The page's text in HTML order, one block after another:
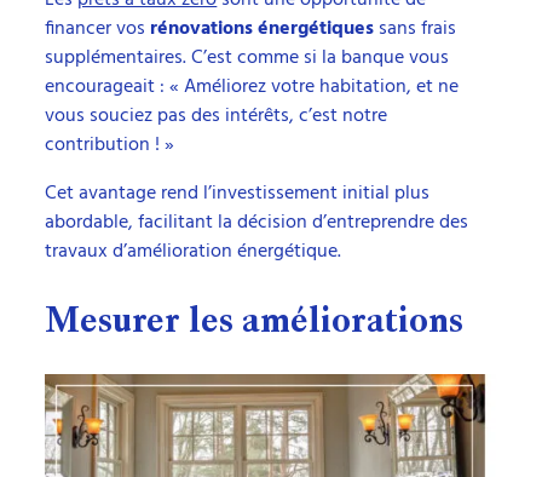
financer vos rénovations énergétiquessans frais
supplémentaires. C’est comme si la banque vous
encourageait : « Améliorez votre habitation, et ne
vous souciez pas des intérêts, c’est notre
contribution ! »
Cet avantage rend l’investissement initial plus
abordable, facilitant la décision d’entreprendre des
travaux d’amélioration énergétique.
Mesurer les améliorations